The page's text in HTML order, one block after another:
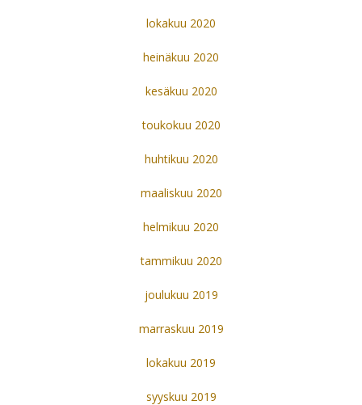
lokakuu 2020
heinäkuu 2020
kesäkuu 2020
toukokuu 2020
huhtikuu 2020
maaliskuu 2020
helmikuu 2020
tammikuu 2020
joulukuu 2019
marraskuu 2019
lokakuu 2019
syyskuu 2019